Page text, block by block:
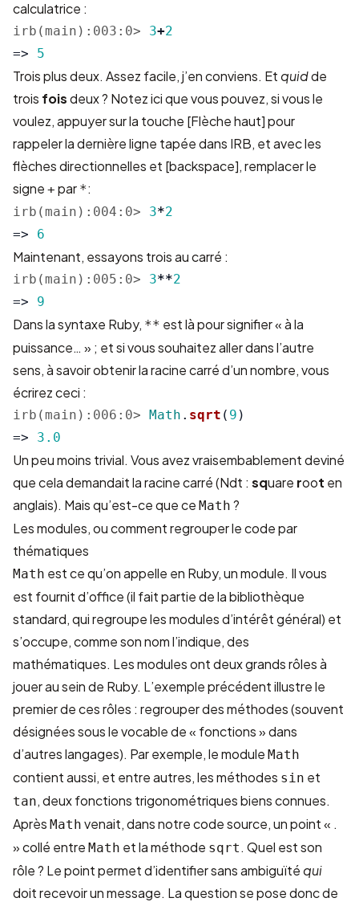
calculatrice :
irb(main):003:0> 3+2
=>
5
Trois plus deux. Assez facile, j’en conviens. Et quidde
trois foisdeux ? Notez ici que vous pouvez, si vous le
voulez, appuyer sur la touche [Flèche haut] pour
rappeler la dernière ligne tapée dans IRB, et avec les
flèches directionnelles et [backspace], remplacer le
signe + par *:
irb(main):004:0> 3*2
=>
6
Maintenant, essayons trois au carré :
irb(main):005:0> 3**2
=>
9
Dans la syntaxe Ruby, ** est là pour signifier « à la
puissance… » ; et si vous souhaitez aller dans l’autre
sens, à savoir obtenir la racine carré d’un nombre, vous
écrirez ceci :
irb(main):006:0> Math . sqrt ( 9 )
=>
3.0
Un peu moins trivial. Vous avez vraisembablement deviné
que cela demandait la racine carré (Ndt : square root en
anglais). Mais qu’est-ce que ce Math ?
Les modules, ou comment regrouper le code par
thématiques
Math est ce qu’on appelle en Ruby, un module. Il vous
est fournit d’office (il fait partie de la bibliothèque
standard, qui regroupe les modules d’intérêt général) et
s’occupe, comme son nom l’indique, des
mathématiques. Les modules ont deux grands rôles à
jouer au sein de Ruby. L’exemple précédent illustre le
premier de ces rôles : regrouper des méthodes (souvent
désignées sous le vocable de « fonctions » dans
d’autres langages). Par exemple, le module Math
contient aussi, et entre autres, les méthodes sin et
tan, deux fonctions trigonométriques biens connues.
Après Math venait, dans notre code source, un point « .
» collé entre Math et la méthode sqrt . Quel est son
rôle ? Le point permet d’identifier sans ambiguïté qui
doit recevoir un message. La question se pose donc de